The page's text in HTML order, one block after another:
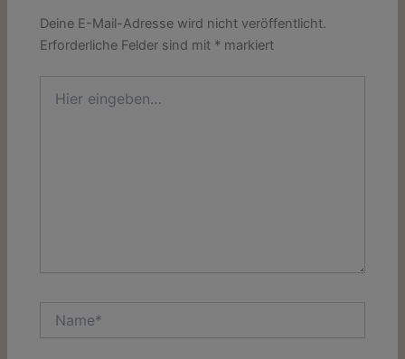
Deine E-Mail-Adresse wird nicht veröffentlicht.
Erforderliche Felder sind mit * markiert
eingeben…